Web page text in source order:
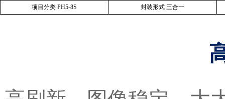
项目分类 PH5-8S 封装形式 三合一